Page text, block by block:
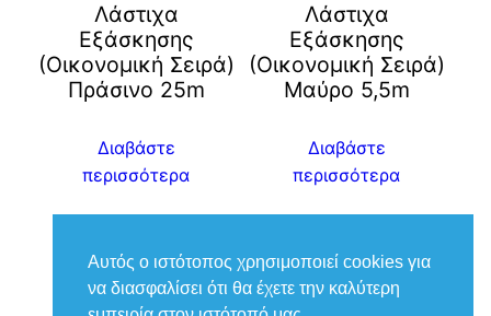
Λάστιχα
Εξάσκησης
(Οικονομική Σειρά)
Πράσινο 25m
Διαβάστε
περισσότερα
Λάστιχα
Εξάσκησης
(Οικονομική Σειρά)
Μαύρο 5,5m
Διαβάστε
περισσότερα
Αυτός ο ιστότοπος χρησιμοποιεί cookies για
να διασφαλίσει ότι θα έχετε την καλύτερη